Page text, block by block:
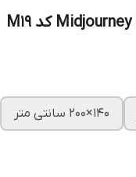
140×200 سانتی متر